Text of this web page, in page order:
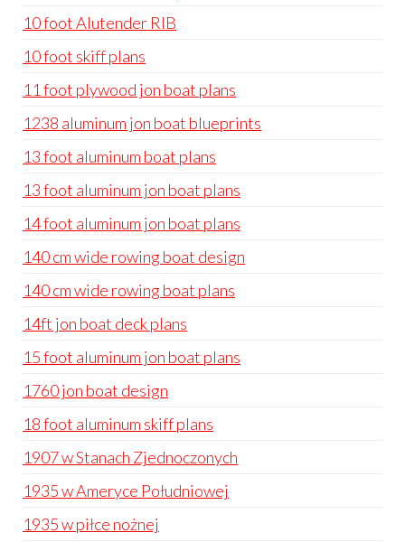
10 foot Alutender RIB
10 foot skiff plans
11 foot plywood jon boat plans
1238 aluminum jon boat blueprints
13 foot aluminum boat plans
13 foot aluminum jon boat plans
14 foot aluminum jon boat plans
140 cm wide rowing boat design
140 cm wide rowing boat plans
14ft jon boat deck plans
15 foot aluminum jon boat plans
1760 jon boat design
18 foot aluminum skiff plans
1907 w Stanach Zjednoczonych
1935 w Ameryce Południowej
1935 w piłce nożnej